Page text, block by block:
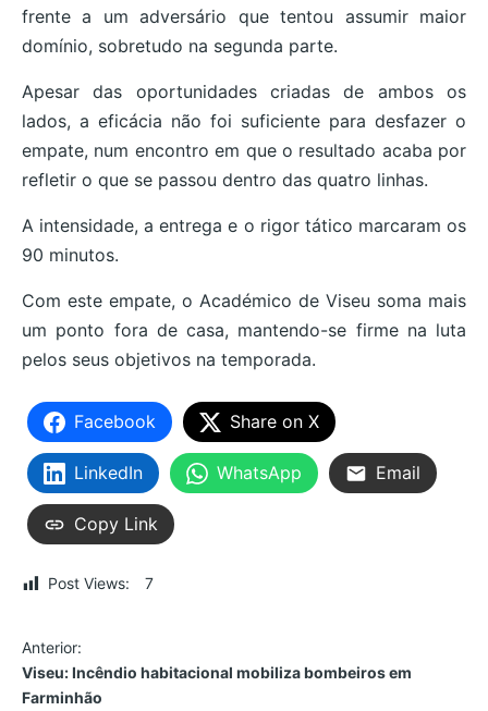
frente a um adversário que tentou assumir maior
domínio, sobretudo na segunda parte.
Apesar das oportunidades criadas de ambos os
lados, a eficácia não foi suficiente para desfazer o
empate, num encontro em que o resultado acaba por
refletir o que se passou dentro das quatro linhas.
A intensidade, a entrega e o rigor tático marcaram os
90 minutos.
Com este empate, o Académico de Viseu soma mais
um ponto fora de casa, mantendo-se firme na luta
pelos seus objetivos na temporada.
Facebook Share on X
LinkedIn WhatsApp Email
Copy Link
Post Views: 7
N
a
Anterior:
Viseu: Incêndio habitacional mobiliza bombeiros em
Farminhão